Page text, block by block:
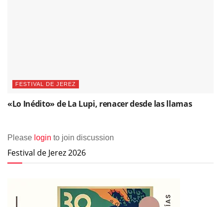
FESTIVAL DE JEREZ
«Lo Inédito» de La Lupi, renacer desde las llamas
Please login to join discussion
Festival de Jerez 2026